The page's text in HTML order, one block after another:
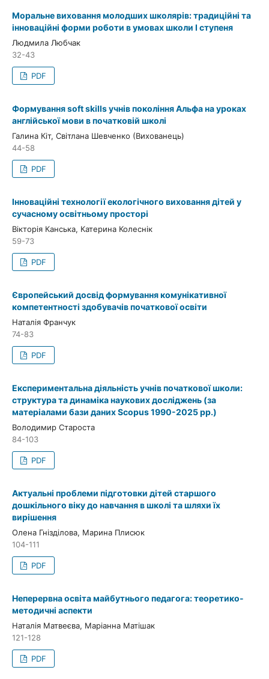
Моральне виховання молодших школярів: традиційні та
інноваційні форми роботи в умовах школи І ступеня
Людмила Любчак
32-43
PDF
Формування soft skills учнів покоління Альфа на уроках
англійської мови в початковій школі
Галина Кіт, Світлана Шевченко (Вихованець)
44-58
PDF
Інноваційні технології екологічного виховання дітей у
сучасному освітньому просторі
Вікторія Канська, Катерина Колеснік
59-73
PDF
Європейський досвід формування комунікативної
компетентності здобувачів початкової освіти
Наталія Франчук
74-83
PDF
Експериментальна діяльність учнів початкової школи:
структура та динаміка наукових досліджень (за
матеріалами бази даних Scopus 1990-2025 рр.)
Володимир Староста
84-103
PDF
Актуальні проблеми підготовки дітей старшого
дошкільного віку до навчання в школі та шляхи їх
вирішення
Олена Гнізділова, Марина Плисюк
104-111
PDF
Неперервна освіта майбутнього педагога: теоретико-
методичні аспекти
Наталія Матвеєва, Маріанна Матішак
121-128
PDF